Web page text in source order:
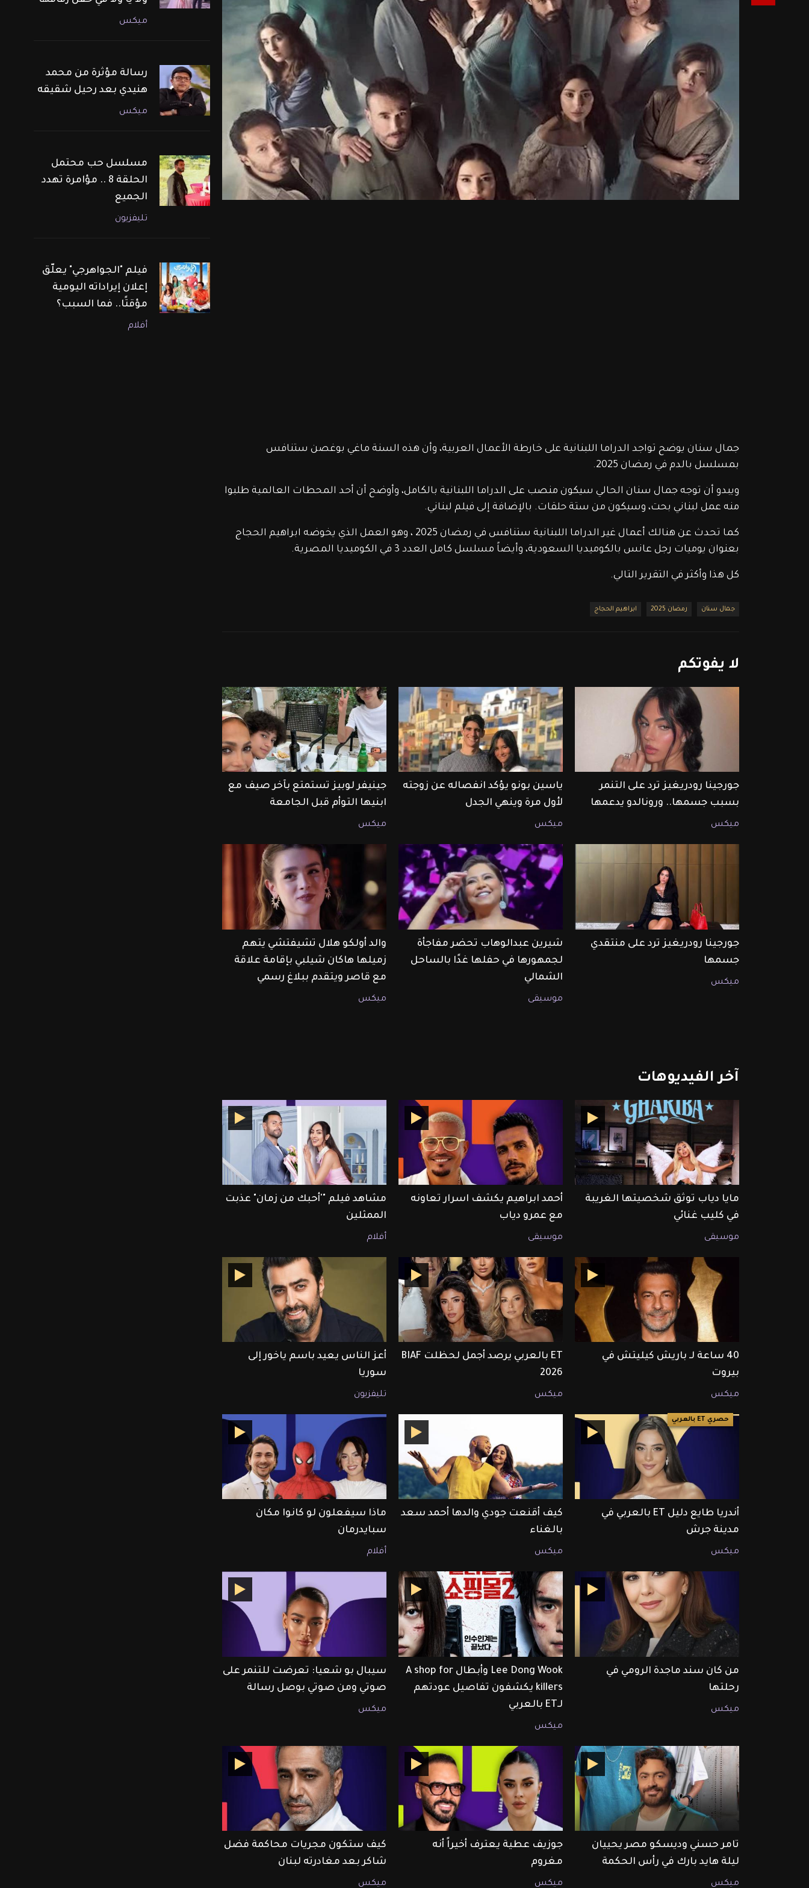
جمال سنان يوضح تواجد الدراما اللبنانية على خارطة الأعمال العربية، وأن هذه السنة ماغي بوغصن ستنافس
بمسلسل بالدم في رمضان 2025.
ويبدو أن توجه جمال سنان الحالي سيكون منصب على الدراما اللبنانية بالكامل، وأوضح أن أحد المحطات العالمية طلبوا
منه عمل لبناني بحت، وسيكون من ستة حلقات. بالإضافة إلى فيلم لبناني.
كما تحدث عن هنالك أعمال غير الدراما اللبنانية ستنافس في رمضان 2025 ، وهو العمل الذي يخوضه ابراهيم الحجاج
بعنوان يوميات رجل عانس بالكوميديا السعودية، وأيضاً مسلسل كامل العدد 3 في الكوميديا المصرية.
كل هذا وأكثر في التقرير التالي.
جمال سنان رمضان 2025 ابراهيم الحجاج
لا يفوتكم
جورجينا رودريغيز ترد على التنمر
بسبب جسمها.. ورونالدو يدعمها
ميكس
ياسين بونو يؤكد انفصاله عن زوجته
لأول مرة وينهي الجدل
ميكس
جينيفر لوبيز تستمتع بآخر صيف مع
ابنيها التوأم قبل الجامعة
ميكس
جورجينا رودريغيز ترد على منتقدي
جسمها
ميكس
شيرين عبدالوهاب تحضر مفاجأة
لجمهورها في حفلها غدًا بالساحل
الشمالي
موسيقى
والد أولكو هلال تشيفتشي يتهم
زميلها هاكان شيلبي بإقامة علاقة
مع قاصر ويتقدم ببلاغ رسمي
ميكس
آخر الفيديوهات
مايا دياب توثق شخصيتها الغريبة
في كليب غنائي
موسيقى
أحمد ابراهيم يكشف اسرار تعاونه
مع عمرو دياب
موسيقى
مشاهد فيلم "'أحبك من زمان" عذبت
الممثلين
أفلام
40 ساعة لـ باريش كيليتش في
بيروت
ميكس
ET بالعربي يرصد أجمل لحظلت BIAF
2026
ميكس
أعز الناس يعيد باسم ياخور إلى
سوريا
تليفزيون
حصري ET بالعربي
أندريا طايع دليل ET بالعربي في
مدينة جرش
ميكس
كيف أقنعت جودي والدها أحمد سعد
بالغناء
ميكس
ماذا سيفعلون لو كانوا مكان
سبايدرمان
أفلام
من كان سند ماجدة الرومي في
رحلتها
ميكس
Lee Dong Wook وأبطال A shop for
killers يكشفون تفاصيل عودتهم
لـET بالعربي
ميكس
سيبال بو شعيا: تعرضت للتنمر على
صوتي ومن صوتي بوصل رسالة
ميكس
تامر حسني وديسكو مصر يحييان
ليلة هايد بارك في رأس الحكمة
ميكس
جوزيف عطية يعترف أخيراً أنه
مغروم
ميكس
كيف ستكون مجريات محاكمة فضل
شاكر بعد مغادرته لبنان
ميكس
ميكس
رسالة مؤثرة من محمد
هنيدي بعد رحيل شقيقه
ميكس
مسلسل حب محتمل
الحلقة 8 .. مؤامرة تهدد
الجميع
تليفزيون
فيلم "الجواهرجي" يعلّق
إعلان إيراداته اليومية
مؤقتًا.. فما السبب؟
أفلام